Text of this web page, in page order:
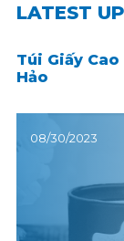
LATEST
Túi Giấy Cao
Hảo
08/30/2023